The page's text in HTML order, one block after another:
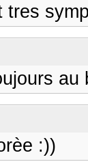
tres
au
:))